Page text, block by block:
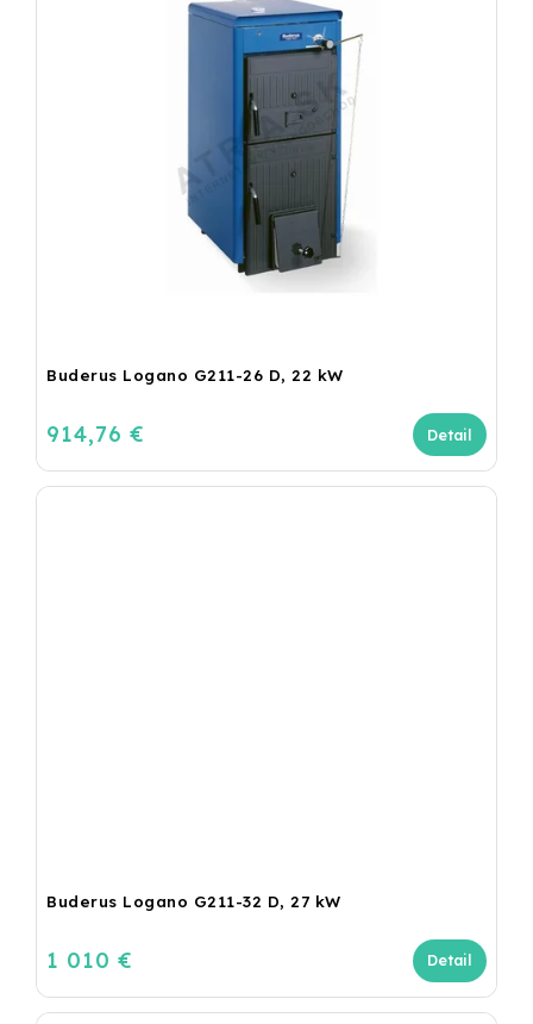
Buderus Logano G211-26 D, 22 kW
914,76 € Detail
Buderus Logano G211-32 D, 27 kW
1 010 € Detail